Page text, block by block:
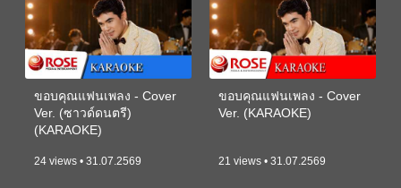
ขอบคุณแฟนเพลง - Cover
Ver. (ซาวด์ดนตรี)
(KARAOKE)
24 views • 31.07.2569
ขอบคุณแฟนเพลง - Cover
Ver. (KARAOKE)
21 views • 31.07.2569